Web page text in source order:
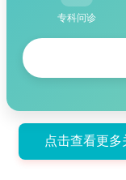
专科问诊
点击查看更